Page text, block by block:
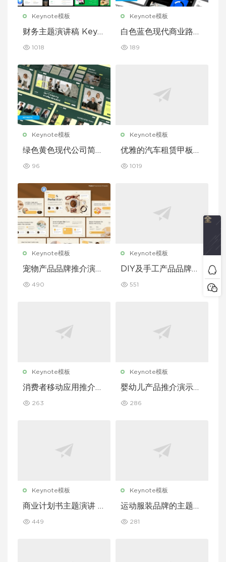
Keynote模板
财务主题演讲稿 Keyn
1018
Keynote模板
白色蓝色现代商业路演
板
189
Keynote模板
绿色黄色现代公司简介
96
Keynote模板
优雅的汽车租赁甲板主
1019
Keynote模板
宠物产品品牌推介演示
e 模板
490
Keynote模板
DIY及手工产品品牌推
eynote 模板
551
Keynote模板
消费者移动应用推介演
ote 模板
263
Keynote模板
婴幼儿产品推介演示文
模板
286
Keynote模板
商业计划书主题演讲 K
449
Keynote模板
运动服装品牌的主题演
281